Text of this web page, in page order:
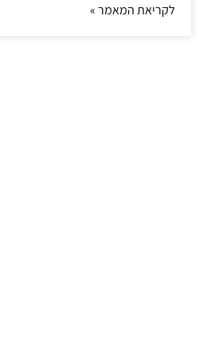
לקריאת המאמר »